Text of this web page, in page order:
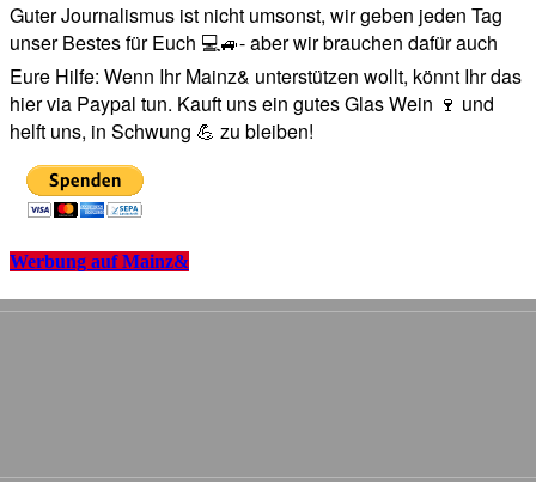
Guter Journalismus ist nicht umsonst, wir geben jeden Tag
unser Bestes für Euch 💻🚙- aber wir brauchen dafür auch
Eure Hilfe: Wenn Ihr Mainz& unterstützen wollt, könnt Ihr das
hier via Paypal tun. Kauft uns ein gutes Glas Wein 🍷 und
helft uns, in Schwung 💪 zu bleiben!
Werbung auf Mainz&